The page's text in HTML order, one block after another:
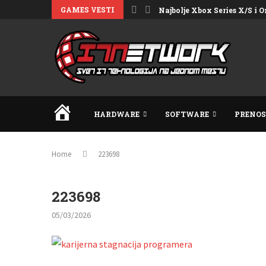
GAMES VESTI Najbolje Xbox Series X/S i
HOMEHARDWARE SOFTWARE
Home 223698
223698
05/03/2026